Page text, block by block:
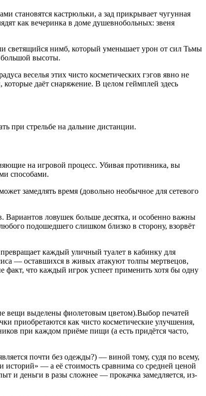
становятся кастрюльки, а зад прикрывает чугунная
как вечеринка в доме душевнобольных: звеня
светящийся нимб, который уменьшает урон от сил Тьмы
высоты.
веселья этих чисто косметических гэгов явно не
даёт снаряжение. В целом геймплей здесь
при стрельбе на дальние дистанции.
на игровой процесс. Убивая противника, вы
способами.
замедлять время (довольно необычное для сетевого
Вариантов ловушек больше десятка, и особенно важны
подошедшего слишком близко в сторону, взорвёт
каждый уличный туалет в кабинку для
— оставшихся в живых атакуют толпы мертвецов,
факт, что каждый игрок успеет применить хотя бы одну
вещи выделены фиолетовым цветом).Выбор печатей
приобретаются как чисто косметические улучшения,
при каждом приёме пищи (а есть придётся часто,
почти без одежды?) — виной тому, судя по всему,
историй» — а её стоимость сравнима со средней ценой
и деньги в разы сложнее — прокачка замедляется, из-